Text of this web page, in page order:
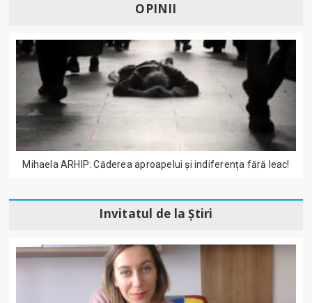
OPINII
Mihaela ARHIP: Căderea aproapelui și indiferența fără leac!
Invitatul de la Știri